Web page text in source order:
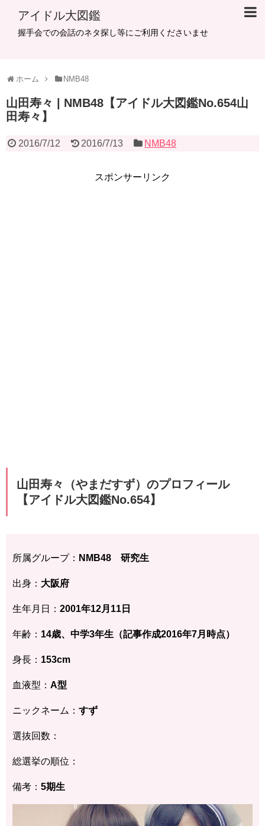
アイドル大図鑑
握手会での会話のネタ探し等にご利用くださいませ
ホーム NMB48
山田寿々 | NMB48【アイドル大図鑑No.654山
田寿々】
2016/7/12 2016/7/13 NMB48
スポンサーリンク
山田寿々（やまだすず）のプロフィール
【アイドル大図鑑No.654】
所属グループ： NMB48 研究生
出身： 大阪府
生年月日： 2001年12月11日
年齢： 14歳、中学3年生（記事作成2016年7月時点）
身長： 153cm
血液型： A型
ニックネーム： すず
選抜回数：
総選挙の順位：
備考： 5期生